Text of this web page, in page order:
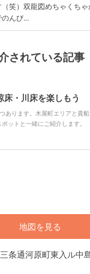
笑）双龍図めちゃくち
んび...
されている記事
・川床を楽しもう
あります。木屋町エリアと貴
ットと一緒にご紹介します。
地図を見る
条通河原町東入ル中